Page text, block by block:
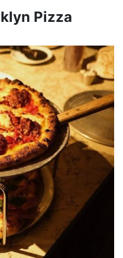
Pizza